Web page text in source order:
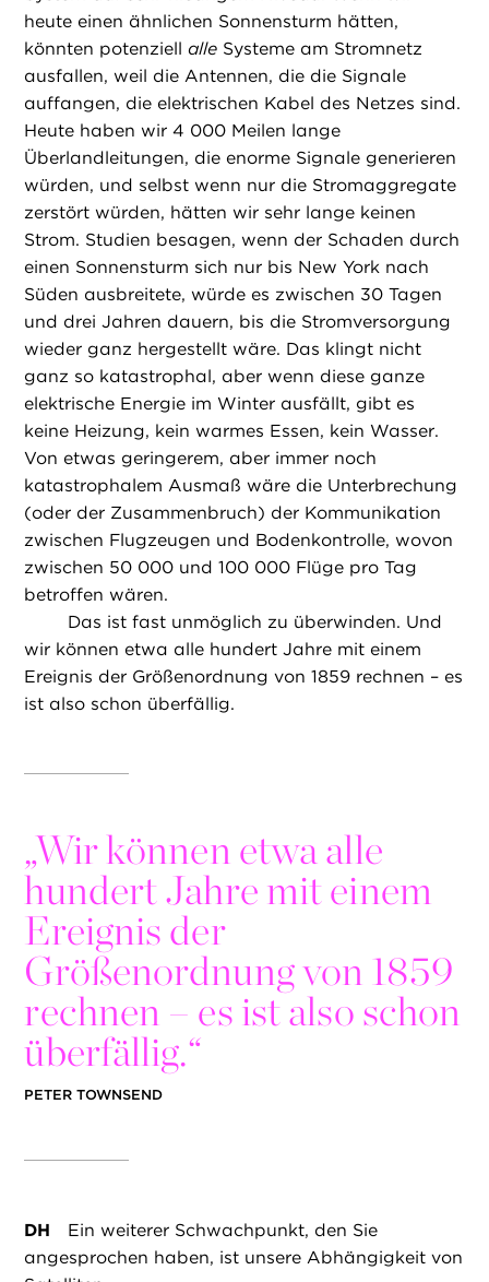
heute einen ähnlichen Sonnensturm hätten,
könnten potenziellalle Systeme am Stromnetz
ausfallen, weil die Antennen, die die Signale
auffangen, die elektrischen Kabel des Netzes sind.
Heute haben wir 4 000 Meilen lange
Überlandleitungen, die enorme Signale generieren
würden, und selbst wenn nur die Stromaggregate
zerstört würden, hätten wir sehr lange keinen
Strom. Studien besagen, wenn der Schaden durch
einen Sonnensturm sich nur bis New York nach
Süden ausbreitete, würde es zwischen 30 Tagen
und drei Jahren dauern, bis die Stromversorgung
wieder ganz hergestellt wäre. Das klingt nicht
ganz so katastrophal, aber wenn diese ganze
elektrische Energie im Winter ausfällt, gibt es
keine Heizung, kein warmes Essen, kein Wasser.
Von etwas geringerem, aber immer noch
katastrophalem Ausmaß wäre die Unterbrechung
(oder der Zusammenbruch) der Kommunikation
zwischen Flugzeugen und Bodenkontrolle, wovon
zwischen 50 000 und 100 000 Flüge pro Tag
betroffen wären.
Das ist fast unmöglich zu überwinden. Und
wir können etwa alle hundert Jahre mit einem
Ereignis der Größenordnung von 1859 rechnen – es
ist also schon überfällig.
„Wir können etwa alle
hundert Jahre mit einem
Ereignis der
Größenordnung von 1859
rechnen – es ist also schon
überfällig.“
PETER TOWNSEND
DH
Ein weiterer Schwachpunkt, den Sie
angesprochen haben, ist unsere Abhängigkeit von